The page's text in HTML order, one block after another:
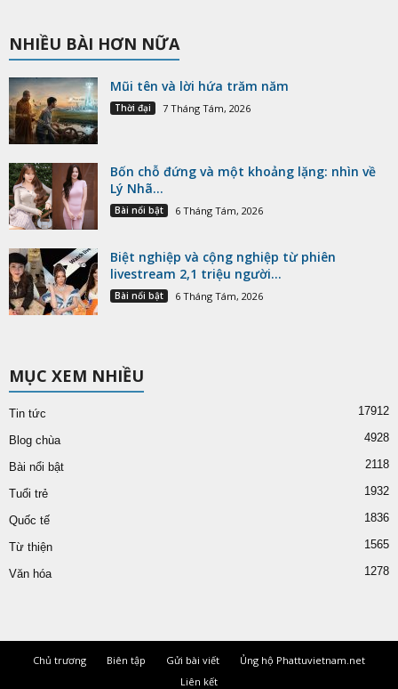
NHIỀU BÀI HƠN NỮA
Mũi tên và lời hứa trăm năm
Thời đại 7 Tháng Tám, 2026
Bốn chỗ đứng và một khoảng lặng: nhìn về
Lý Nhã...
Bài nổi bật 6 Tháng Tám, 2026
Biệt nghiệp và cộng nghiệp từ phiên
livestream 2,1 triệu người...
Bài nổi bật 6 Tháng Tám, 2026
MỤC XEM NHIỀU
Tin tức 17912
Blog chùa 4928
Bài nổi bật 2118
Tuổi trẻ 1932
Quốc tế 1836
Từ thiện 1565
Văn hóa 1278
Chủ trương Biên tập Gửi bài viết
Ủng hộ Phattuvietnam.net
Liên kết